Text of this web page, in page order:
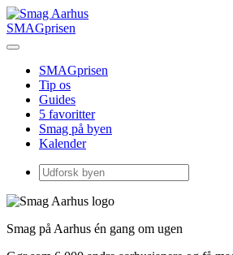
SMAGprisen
SMAGprisen
Tip os
Guides
5 favoritter
Smag på byen
Kalender
Smag på Aarhus én gang om ugen